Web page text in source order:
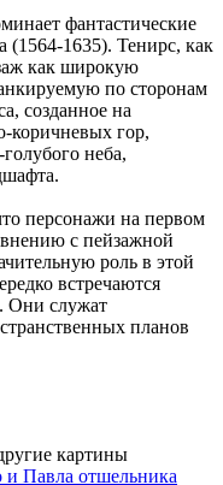
фантастические
1635). Тенирс, как
как широкую
по сторонам
созданное на
коричневых гор,
неба,
персонажи на первом
с пейзажной
роль в этой
встречаются
Они служат
планов
картины